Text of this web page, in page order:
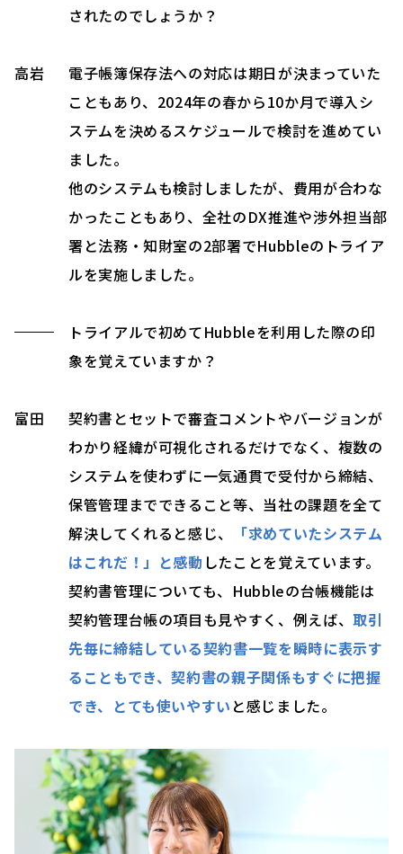
されたのでしょうか？
高岩
電子帳簿保存法への対応は期日が決まっていた
こともあり、2024年の春から10か月で導入シ
ステムを決めるスケジュールで検討を進めてい
ました。
他のシステムも検討しましたが、費用が合わな
かったこともあり、全社のDX推進や渉外担当部
署と法務・知財室の2部署でHubbleのトライア
ルを実施しました。
トライアルで初めてHubbleを利用した際の印
象を覚えていますか？
富田
契約書とセットで審査コメントやバージョンが
わかり経緯が可視化されるだけでなく、複数の
システムを使わずに一気通貫で受付から締結、
保管管理までできること等、当社の課題を全て
解決してくれると感じ、
「求めていたシステム
はこれだ！」と感動 したことを覚えています。
契約書管理についても、Hubbleの台帳機能は
契約管理台帳の項目も見やすく、例えば、取引
先毎に締結している契約書一覧を瞬時に表示す
ることもでき、契約書の親子関係もすぐに把握
でき、とても使いやすい と感じました。